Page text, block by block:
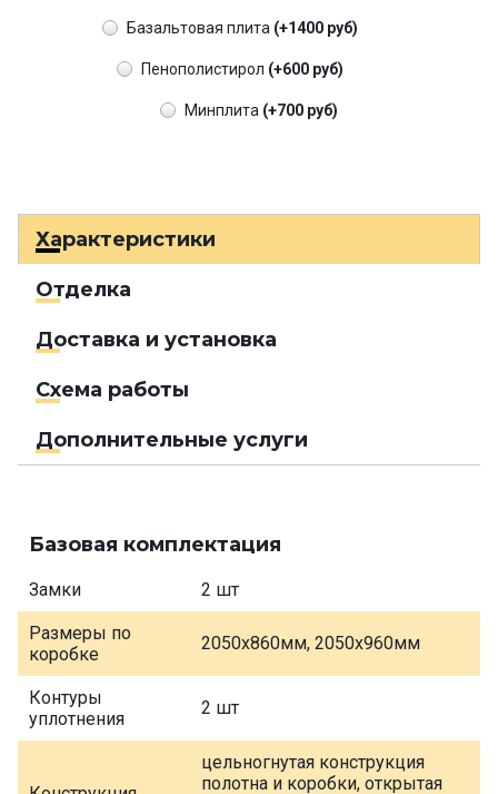
Базальтовая плита (+1400 руб)
Пенополистирол (+600 руб)
Минплита (+700 руб)
Характеристики
Отделка
Доставка и установка
Схема работы
Дополнительные услуги
Базовая комплектация
Замки 2 шт
Размеры по
коробке
2050х860мм, 2050х960мм
Контуры
уплотнения
2 шт
цельногнутая конструкция
полотна и коробки, открытая